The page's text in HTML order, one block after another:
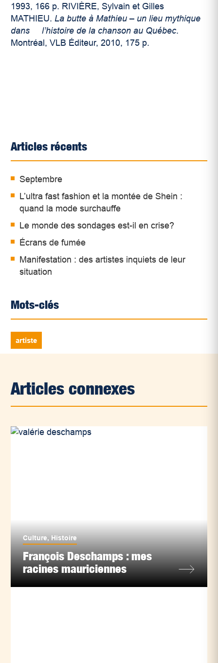
1993, 166 p. RIVIÈRE, Sylvain et Gilles
MATHIEU.La butte à Mathieu – un lieu mythique
dans l’histoire de la chanson au Québec.
Montréal, VLB Éditeur, 2010, 175 p.
Articles récents
Septembre
L’ultra fast fashion et la montée de Shein :
quand la mode surchauffe
Le monde des sondages est-il en crise?
Écrans de fumée
Manifestation : des artistes inquiets de leur
situation
Mots-clés
artiste
Articles connexes
Culture, Histoire
François Deschamps : mes
racines mauriciennes